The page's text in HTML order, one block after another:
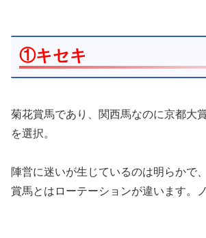
①キセキ
菊花賞馬であり、関西馬なのに京都大
を選択。
陣営に迷いが生じているのは明らかで
賞馬とはローテーションが違います。